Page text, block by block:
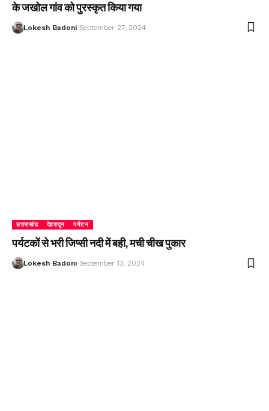
के जखोल गांव को पुरस्कृत किया गया
Lokesh Badoni September 27, 2024
उत्तराखंड देहरादून पर्यटन
पर्यटकों से भरी जिप्सी नदी में बही, मची चीख पुकार
Lokesh Badoni September 13, 2024